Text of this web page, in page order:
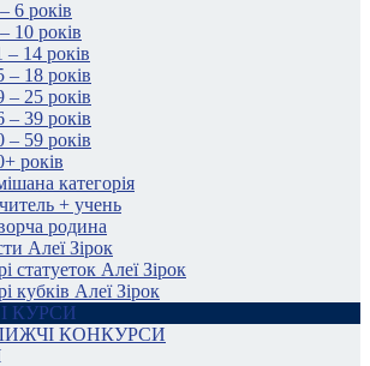
6 років
10 років
– 14 років
– 18 років
– 25 років
– 39 років
– 59 років
років
категорія
+ учень
родина
Алеї Зірок
статуеток Алеї Зірок
кубків Алеї Зірок
КУРСИ
КОНКУРСИ